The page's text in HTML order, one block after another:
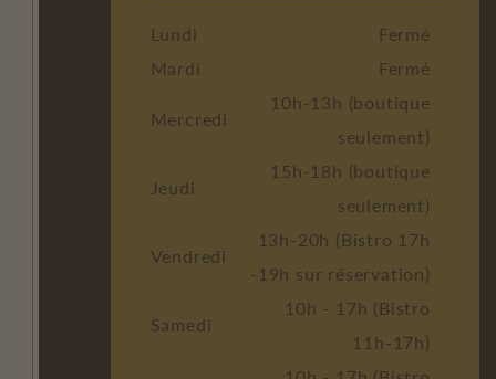
Lundi
Fermé
Mardi
Fermé
Mercredi
10h-13h (boutique
seulement)
Jeudi
15h-18h (boutique
seulement)
Vendredi
13h-20h (Bistro 17h
-19h sur réservation)
Samedi
10h - 17h (Bistro
11h-17h)